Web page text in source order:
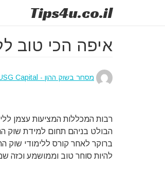
Tips4u.co.il
איפה הכי טוב
מסחר בשוק ההון - USG Capital
רבות המכללות המציעות עצמן
הבולט בניהם תחום למידת שוק
ברוקר לאחר קורס ללימודי שוק
להיות סוחר טוב וממושמע וכזה